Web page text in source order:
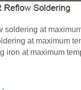
soldering at
at maximum
iron at maximum